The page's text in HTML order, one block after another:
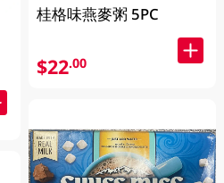
桂格味燕麥粥 5PC
$22.00